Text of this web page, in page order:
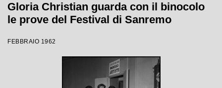
Gloria Christian guarda con il binocolo
le prove del Festival di Sanremo
FEBBRAIO 1962